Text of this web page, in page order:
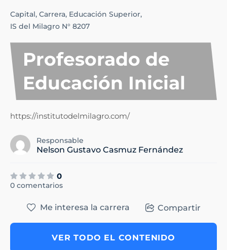
Capital, Carrera, Educación Superior,
IS del Milagro N° 8207
Profesorado de
Educación Inicial
https://institutodelmilagro.com/
Responsable
Nelson Gustavo Casmuz Fernández
0
0 comentarios
Me interesa la carrera Compartir
VER TODO EL CONTENIDO